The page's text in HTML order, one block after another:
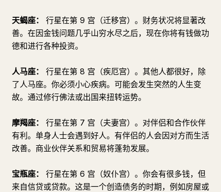
天蝎座：
行星在第 9 宫（迁移宫）。财务状况将显著改
善。在因金钱问题几乎山穷水尽之后，现在你将有钱做功
德和进行各种投资。
人马座：
行星在第 8 宫（疾厄宫）。其他人都很好，除
了人马座。你必须小心疾病。可能会发生突然的人生变
故。通过修行佛法或出国来扭转运势。
摩羯座：
行星在第 7 宫（夫妻宫）。对伴侣和合作伙伴
有利。单身人士会遇到好人。有伴侣的人会因对方而生活
改善。商业伙伴关系和贸易将蓬勃发展。
宝瓶座：
行星在第 6 宫（奴仆宫）。你会有很多钱，但
来自信贷或贷款。这是一个创造债务的时期，例如房屋或